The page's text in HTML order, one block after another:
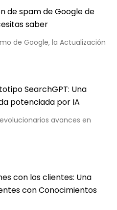
de spam de Google de
saber
de Google, la Actualización
SearchGPT: Una
potenciada por IA
avances en
con los clientes: Una
con Conocimientos